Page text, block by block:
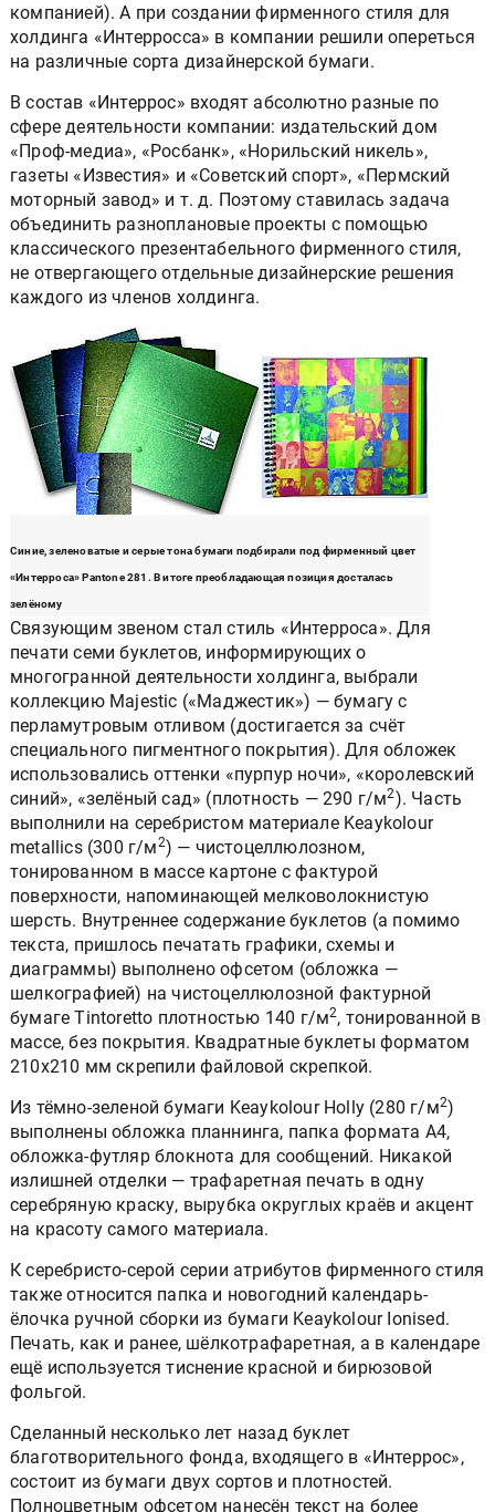
компанией). А при создании фирменного стиля для
холдинга «Интерросса» в компании решили опереться
на различные сорта дизайнерской бумаги.
В состав «Интеррос» входят абсолютно разные по
сфере деятельности компании: издательский дом
«Проф-медиа», «Росбанк», «Норильский никель»,
газеты «Известия» и «Советский спорт», «Пермский
моторный завод» и т. д. Поэтому ставилась задача
объединить разноплановые проекты с помощью
классического презентабельного фирменного стиля,
не отвергающего отдельные дизайнерские решения
каждого из членов холдинга.
Синие, зеленоватые и серые тона бумаги подбирали под фирменный цвет
«Интерроса» Pantone 281. В итоге преобладающая позиция досталась
зелёному
Связующим звеном стал стиль «Интерроса». Для
печати семи буклетов, информирующих о
многогранной деятельности холдинга, выбрали
коллекцию Majestic («Маджестик») — бумагу с
перламутровым отливом (достигается за счёт
специального пигментного покрытия). Для обложек
использовались оттенки «пурпур ночи», «королевский
синий», «зелёный сад» (плотность — 290 г/м2). Часть
выполнили на серебристом материале Keaykolour
metallics (300 г/м2) — чистоцеллюлозном,
тонированном в массе картоне с фактурой
поверхности, напоминающей мелковолокнистую
шерсть. Внутреннее содержание буклетов (а помимо
текста, пришлось печатать графики, схемы и
диаграммы) выполнено офсетом (обложка —
шелкографией) на чистоцеллюлозной фактурной
бумаге Tintoretto плотностью 140 г/м2, тонированной в
массе, без покрытия. Квадратные буклеты форматом
210х210 мм скрепили файловой скрепкой.
Из тёмно-зеленой бумаги Keaykolour Holly (280 г/м2)
выполнены обложка планнинга, папка формата А4,
обложка-футляр блокнота для сообщений. Никакой
излишней отделки — трафаретная печать в одну
серебряную краску, вырубка округлых краёв и акцент
на красоту самого материала.
К серебристо-серой серии атрибутов фирменного стиля
также относится папка и новогодний календарь-
ёлочка ручной сборки из бумаги Keaykolour Ionised.
Печать, как и ранее, шёлкотрафаретная, а в календаре
ещё используется тиснение красной и бирюзовой
фольгой.
Сделанный несколько лет назад буклет
благотворительного фонда, входящего в «Интеррос»,
состоит из бумаги двух сортов и плотностей.
Полноцветным офсетом нанесён текст на более